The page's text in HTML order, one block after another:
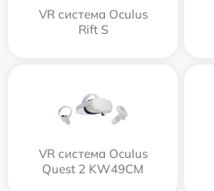
VR система Oculus
Rift S
VR система Oculus
Quest 2 KW49CM